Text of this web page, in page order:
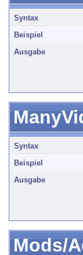
Syntax
Beispiel
Ausgabe
Syntax
Beispiel
Ausgabe
Mods/